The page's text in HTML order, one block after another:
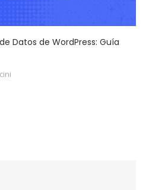
Datos de WordPress: Guía